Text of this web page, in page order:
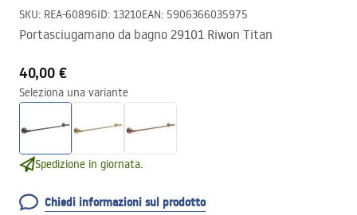
SKU: REA-60896ID: 13210EAN: 5906366035975
Portasciugamano da bagno 29101 Riwon Titan
40,00 €
Seleziona una variante
Spedizione in giornata.
Chiedi informazioni sul prodotto